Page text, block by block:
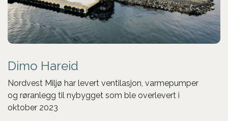
Dimo Hareid
Nordvest Miljø har levert ventilasjon, varmepumper
og røranlegg til nybygget som ble overlevert i
oktober 2023